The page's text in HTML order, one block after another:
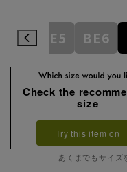
BE5 BE6
Check the
size
Try this item on
あくまでもサイズ